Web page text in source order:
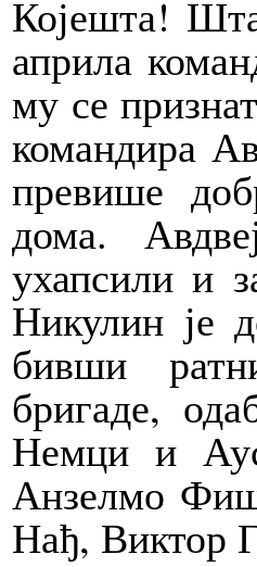
Којешта!
априла
му се
командира
превише
дома.
ухапсили и
Никулин је
бивши
бригаде,
Немци и
Анзелмо
Нађ, Виктор